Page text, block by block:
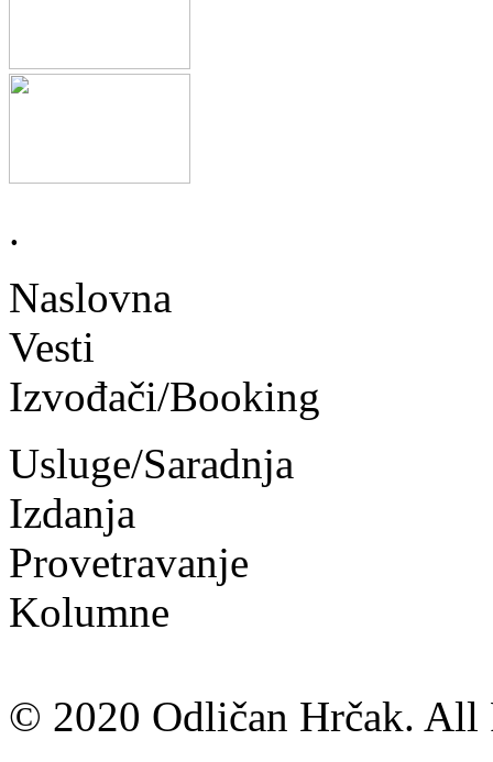
.
Naslovna
Vesti
Izvođači/Booking
Usluge/Saradnja
Izdanja
Provetravanje
Kolumne
© 2020 Odličan Hrčak. All